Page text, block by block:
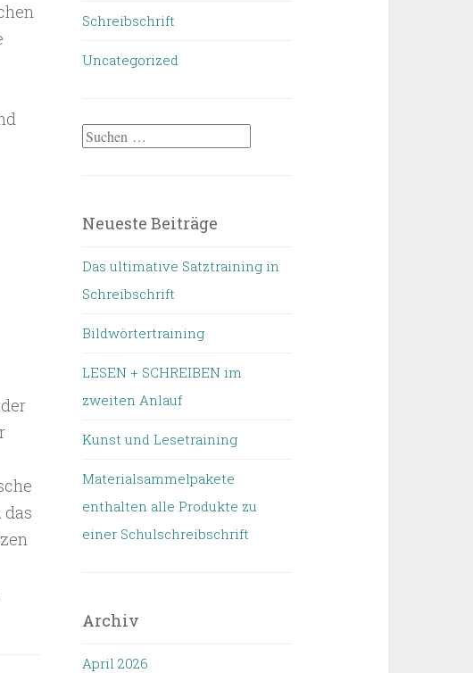
Schreibschrift
Uncategorized
Suchen
Neueste Beiträge
Das ultimative Satztraining in
Schreibschrift
Bildwörtertraining
LESEN + SCHREIBEN im
zweiten Anlauf
Kunst und Lesetraining
Materialsammelpakete
enthalten alle Produkte zu
einer Schulschreibschrift
Archiv
April 2026